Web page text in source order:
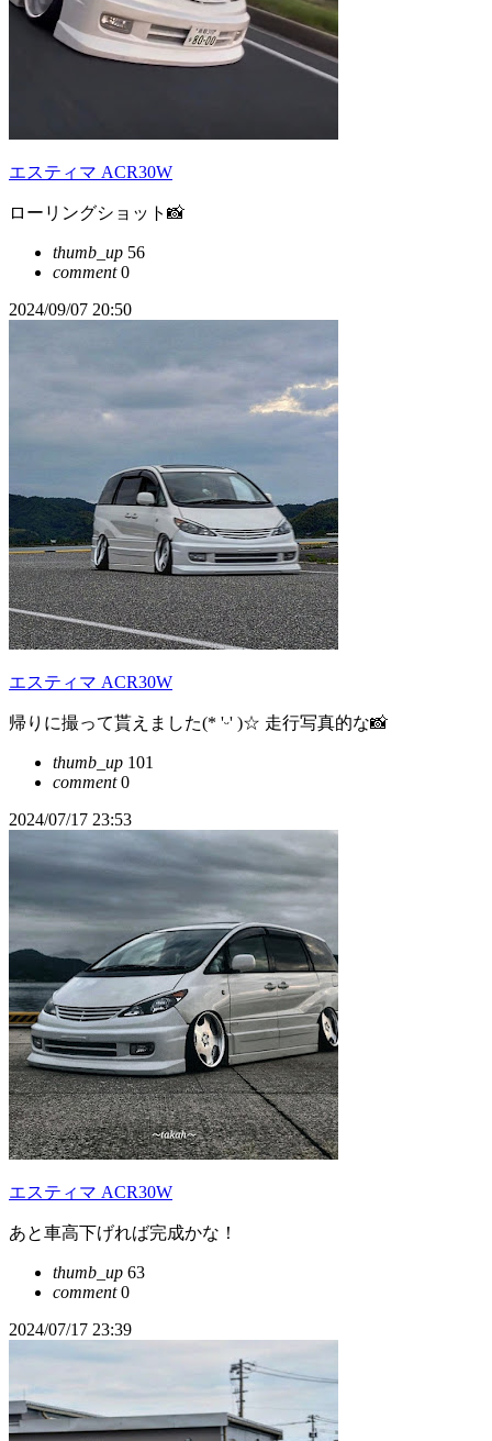
エスティマ ACR30W
ローリングショット📸
thumb_up 56
comment0
2024/09/07 20:50
エスティマ ACR30W
帰りに撮って貰えました(* 'ᵕ' )☆ 走行写真的な📸
thumb_up 101
comment0
2024/07/17 23:53
エスティマ ACR30W
あと車高下げれば完成かな！
thumb_up 63
comment0
2024/07/17 23:39